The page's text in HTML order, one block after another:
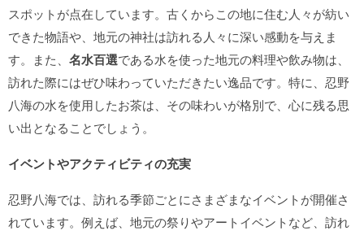
スポットが点在しています。古くからこの地に住む人々が紡い
できた物語や、地元の神社は訪れる人々に深い感動を与えま
す。また、 名水百選である水を使った地元の料理や飲み物は、
訪れた際にはぜひ味わっていただきたい逸品です。特に、忍野
八海の水を使用したお茶は、その味わいが格別で、心に残る思
い出となることでしょう。
イベントやアクティビティの充実
忍野八海では、訪れる季節ごとにさまざまなイベントが開催さ
れています。例えば、地元の祭りやアートイベントなど、訪れ